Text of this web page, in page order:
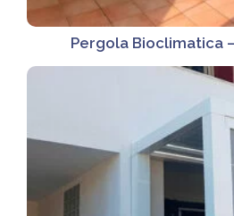
Pergola Bioclimatica